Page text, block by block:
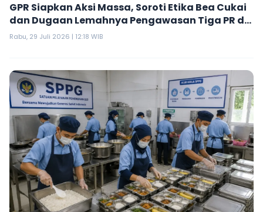
GPR Siapkan Aksi Massa, Soroti Etika Bea Cukai
dan Dugaan Lemahnya Pengawasan Tiga PR di
Pamekasan
Rabu, 29 Juli 2026 | 12:18 WIB